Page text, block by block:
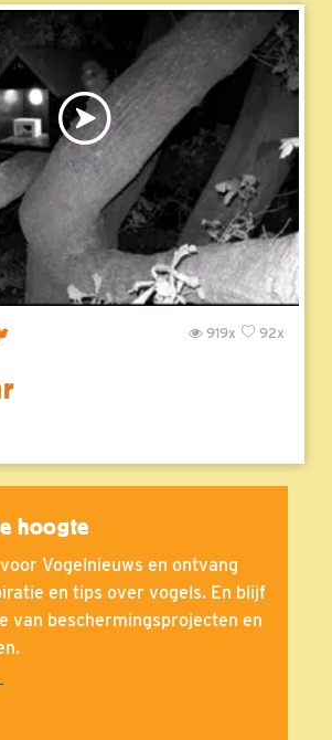
92x
919x
hoogte
Vogelnieuws en ontvang
en tips over vogels. En blijf
van beschermingsprojecten en